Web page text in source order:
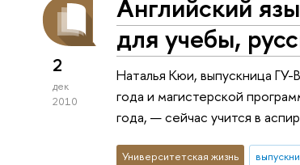
2
дек
2010
Английский
для учебы,
Наталья Кюи, выпускница
года и магистерской
года, — сейчас учится в
Университетская жизнь